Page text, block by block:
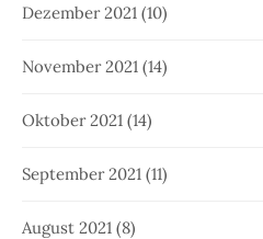
Dezember 2021 (10)
November 2021 (14)
Oktober 2021 (14)
September 2021 (11)
August 2021 (8)